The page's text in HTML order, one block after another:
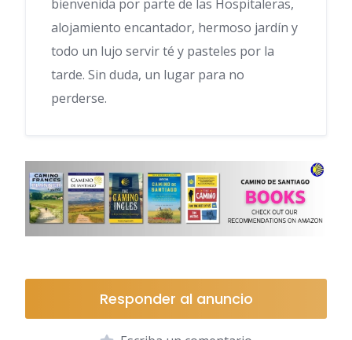
bienvenida por parte de las Hospitaleras,
alojamiento encantador, hermoso jardín y
todo un lujo servir té y pasteles por la
tarde. Sin duda, un lugar para no
perderse.
Responder al anuncio